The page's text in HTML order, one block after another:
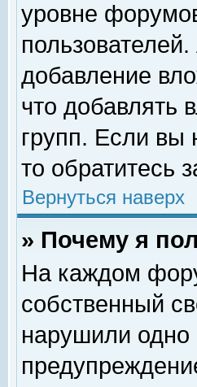
уровне
добавление
что добавлять
групп. Если вы
то обратитесь
Вернуться наверх
» Почему я
На каждом
собственный
нарушили одно